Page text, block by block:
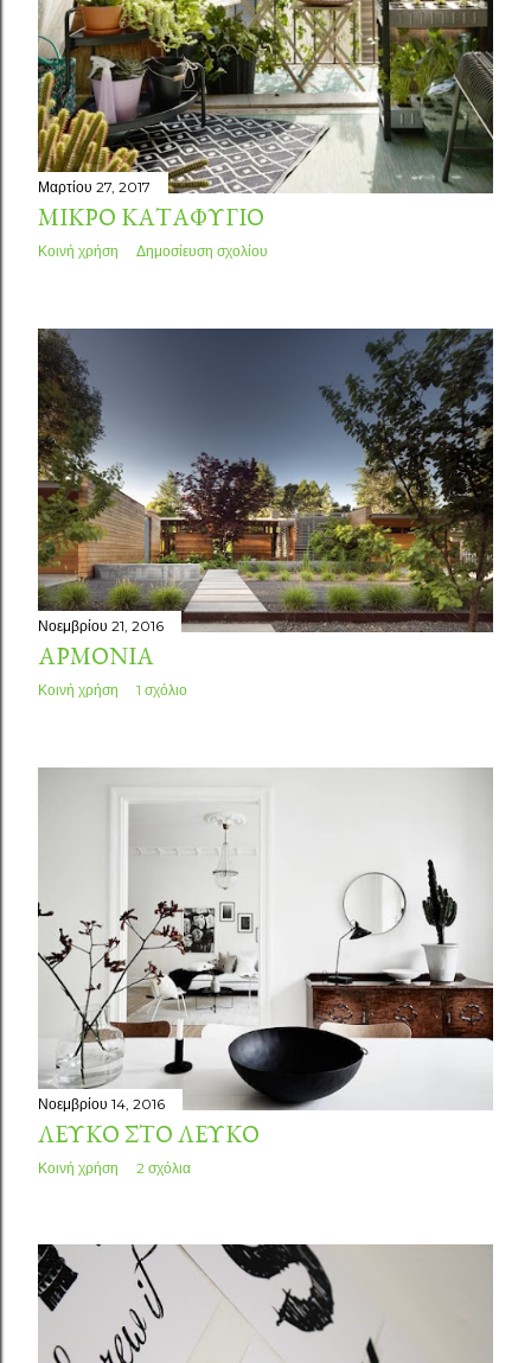
Μαρτίου 27, 2017
ΜΙΚΡΌ ΚΑΤΑΦΎΓΙΟ
Κοινή χρήση Δημοσίευση σχολίου
Νοεμβρίου 21, 2016
ΑΡΜΟΝΊΑ
Κοινή χρήση 1 σχόλιο
Νοεμβρίου 14, 2016
ΛΕΥΚΌ ΣΤΟ ΛΕΥΚΌ
Κοινή χρήση 2 σχόλια